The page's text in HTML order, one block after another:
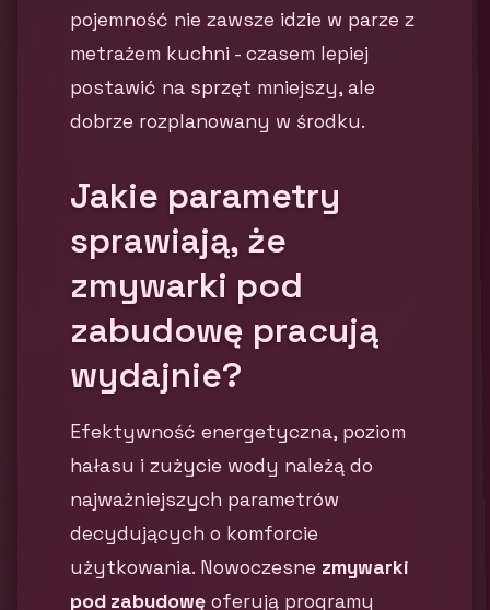
pojemność nie zawsze idzie w parze z
metrażem kuchni - czasem lepiej
postawić na sprzęt mniejszy, ale
dobrze rozplanowany w środku.
Jakie parametry
sprawiają, że
zmywarki pod
zabudowę pracują
wydajnie?
Efektywność energetyczna, poziom
hałasu i zużycie wody należą do
najważniejszych parametrów
decydujących o komforcie
użytkowania. Nowoczesne zmywarki
pod zabudowę oferują programy